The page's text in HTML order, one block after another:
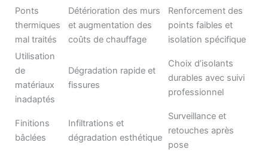
Ponts
thermiques
mal traités
Détérioration des murs
et augmentation des
coûts de chauffage
Renforcement des
points faibles et
isolation spécifique
Utilisation
de
matériaux
inadaptés
Dégradation rapide et
fissures
Choix d’isolants
durables avec suivi
professionnel
Finitions
bâclées
Infiltrations et
dégradation esthétique
Surveillance et
retouches après
pose